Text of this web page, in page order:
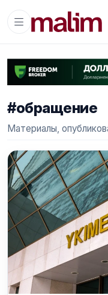
#обращение
Материалы,